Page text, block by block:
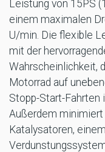
Leistung von 15PS
einem maximalen
U/min. Die flexible
mit der
Wahrscheinlichkeit,
Motorrad auf
Stopp-Start-Fahrten
Außerdem
Katalysatoren,